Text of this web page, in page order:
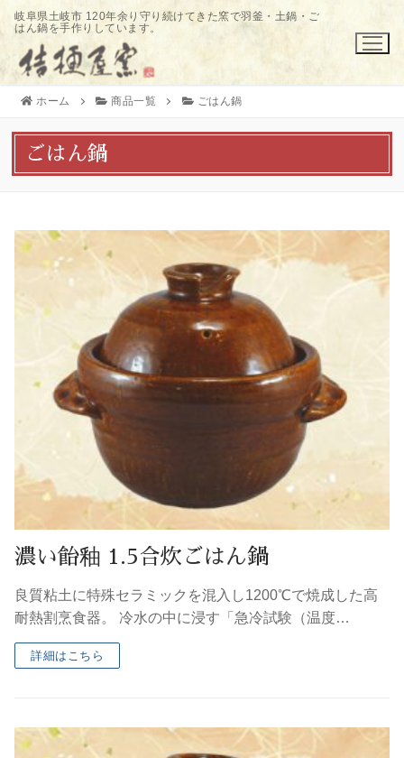
岐阜県土岐市 120年余り守り続けてきた窯で羽釜・土鍋・ご
はん鍋を手作りしています。
ホーム 商品一覧 ごはん鍋
ごはん鍋
濃い飴釉 1.5合炊ごはん鍋
良質粘土に特殊セラミックを混入し1200℃で焼成した高
耐熱割烹食器。 冷水の中に浸す「急冷試験（温度…
詳細はこちら